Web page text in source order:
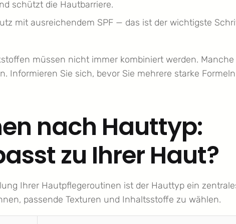
schützt die Hautbarriere.
mit ausreichendem SPF — das ist der wichtigste
müssen nicht immer kombiniert werden. Manche
Informieren Sie sich, bevor Sie mehrere starke Formeln
nach Hauttyp:
zu Ihrer Haut?
Ihrer Hautpflegeroutinen ist der Hauttyp ein
passende Texturen und Inhaltsstoffe zu wählen.